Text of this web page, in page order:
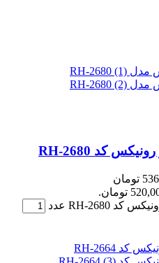
قیمت اصلی: 536,000 تومان